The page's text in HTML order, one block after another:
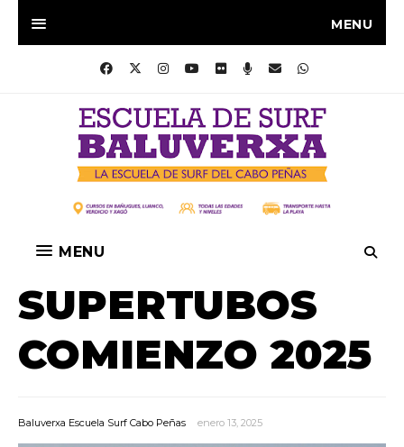
MENU
MENU
SUPERTUBOS
COMIENZO 2025
Baluverxa Escuela Surf Cabo Peñas enero 13, 2025